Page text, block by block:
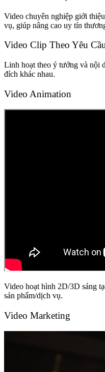
Video chuyên nghiệp giới
vụ, giúp nâng cao uy tín
Video Clip Theo Yêu
Linh hoạt theo ý tưởng và nội
đích khác nhau.
Video Animation
Video hoạt hình 2D/3D sáng
sản phẩm/dịch vụ.
Video Marketing